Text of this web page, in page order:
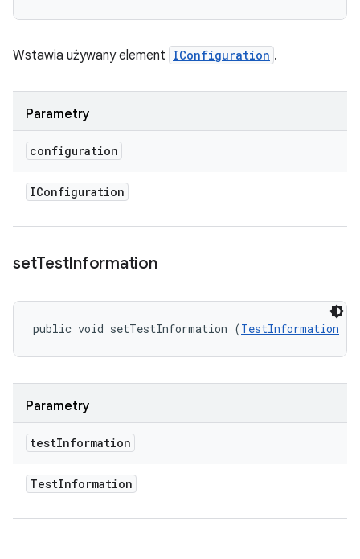
Wstawia używany element IConfiguration .
Parametry
configuration
IConfiguration
setTestInformation
public void setTestInformation (TestInformation
Parametry
testInformation
TestInformation